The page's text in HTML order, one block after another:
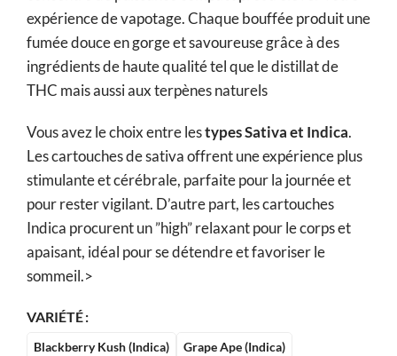
expérience de vapotage. Chaque bouffée produit une
fumée douce en gorge et savoureuse grâce à des
ingrédients de haute qualité tel que le distillat de
THC mais aussi aux terpènes naturels
Vous avez le choix entre lestypes Sativa et Indica.
Les cartouches de sativa offrent une expérience plus
stimulante et cérébrale, parfaite pour la journée et
pour rester vigilant. D’autre part, les cartouches
Indica procurent un ”high” relaxant pour le corps et
apaisant, idéal pour se détendre et favoriser le
sommeil.>
VARIÉTÉ
Blackberry Kush (Indica) Grape Ape (Indica)